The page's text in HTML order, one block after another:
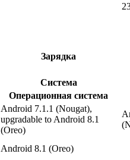
Зарядка
Система
Операционная система
Android 7.1.1 (Nougat),
upgradable to Android 8.1
(Oreo)
Android 8.1 (Oreo)